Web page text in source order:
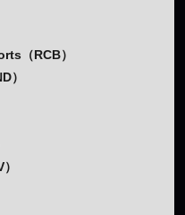
（RCB）
）